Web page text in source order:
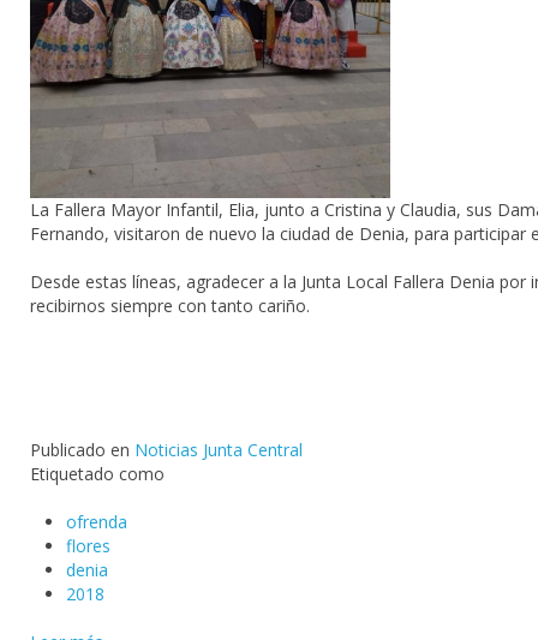
La Fallera Mayor Infantil, Elia, junto a Cristina y Claudia, sus
Fernando, visitaron de nuevo la ciudad de Denia, para participar
Desde estas líneas, agradecer a la Junta Local Fallera Denia por
recibirnos siempre con tanto cariño.
Publicado en Noticias Junta Central
Etiquetado como
ofrenda
flores
denia
2018